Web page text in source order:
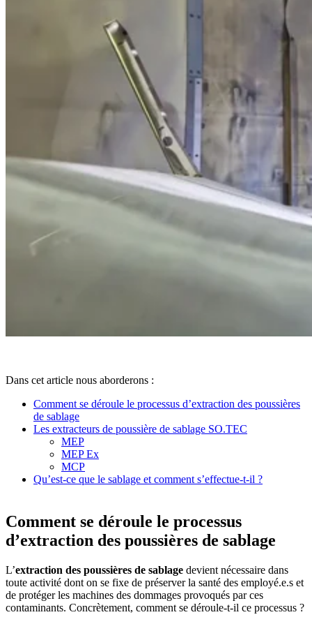
Dans cet article nous aborderons :
Comment se déroule le processus d’extraction des poussières
de sablage
Les extracteurs de poussière de sablage SO.TEC
MEP
MEP Ex
MCP
Qu’est-ce que le sablage et comment s’effectue-t-il ?
Comment se déroule le processus
d’extraction des poussières de sablage
L’extraction des poussières de sablage devient nécessaire dans
toute activité dont on se fixe de préserver la santé des employé.e.s et
de protéger les machines des dommages provoqués par ces
contaminants. Concrètement, comment se déroule-t-il ce processus ?